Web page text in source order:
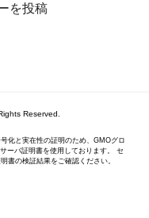
を投稿
Reserved.
化と実在性の証明のため、GMOグロ
ーバ証明書を使用しております。 セ
書の検証結果をご確認ください。